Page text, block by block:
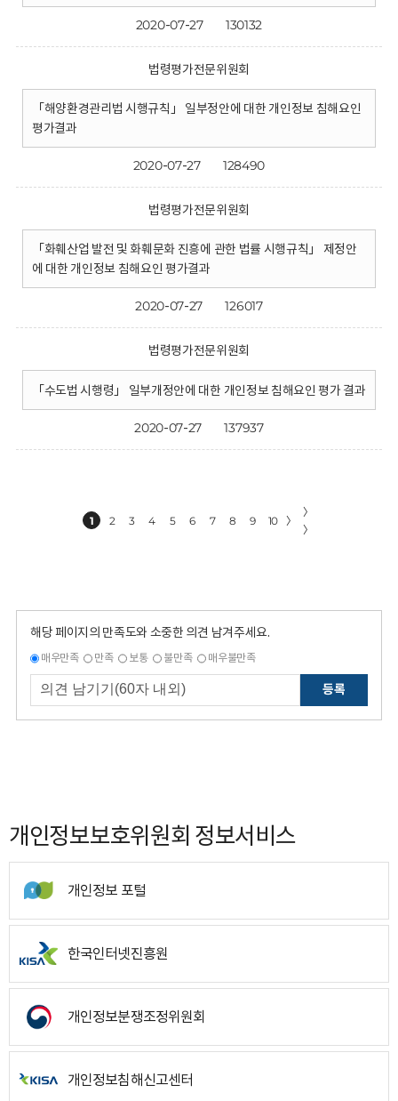
2020-07-27 130132
법령평가전문위원회
「해양환경관리법 시행규칙」 일부정안에 대한 개인정보 침해요인
평가결과
2020-07-27 128490
법령평가전문위원회
「화훼산업 발전 및 화훼문화 진흥에 관한 법률 시행규칙」 제정안
에 대한 개인정보 침해요인 평가결과
2020-07-27 126017
법령평가전문위원회
「수도법 시행령」 일부개정안에 대한 개인정보 침해요인 평가 결과
2020-07-27 137937
1 2 3 4 5 6 7 8 9 10 〉
〉
〉
해당 페이지의 만족도와 소중한 의견 남겨주세요.
매우만족 만족 보통 불만족 매우불만족
등록
개인정보보호위원회 정보서비스
개인정보 포털
한국인터넷진흥원
개인정보분쟁조정위원회
개인정보침해신고센터